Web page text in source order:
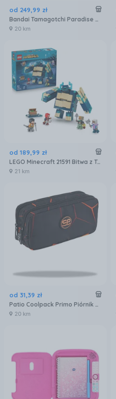
od 249,99 zł
Bandai Tamagotchi Paradise Frozen Ocean 43426
20 km
od 189,99 zł
LEGO Minecraft 21591 Bitwa z Twisted Wardenem
21 km
od 31,39 zł
Patio Coolpack Primo Piórnik Saszetka Podwójna Lava F105749
20 km